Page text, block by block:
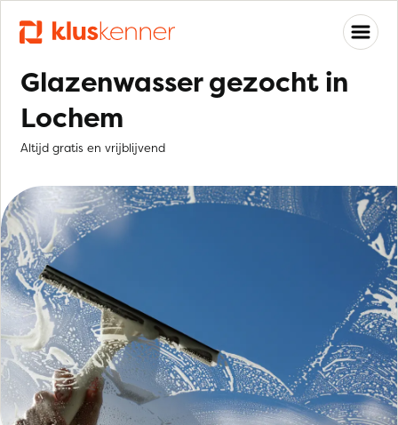
Glazenwasser gezocht in
Lochem
Altijd gratis en vrijblijvend